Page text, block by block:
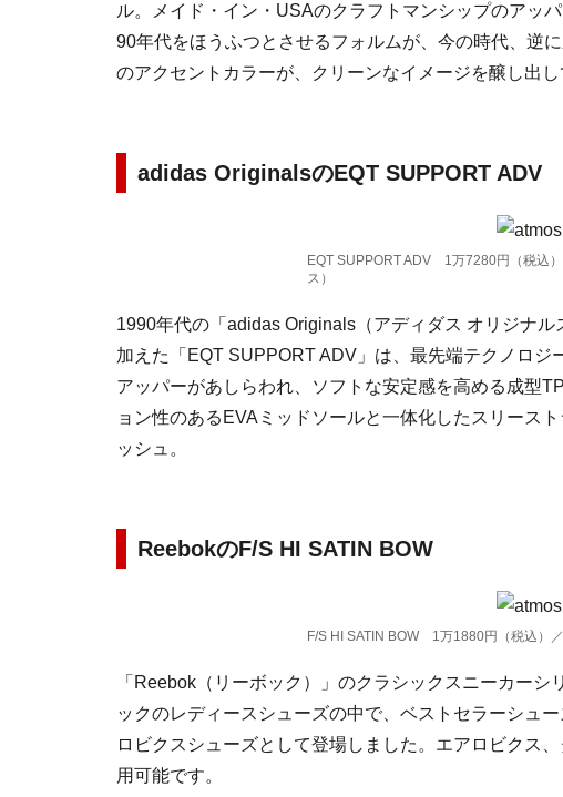
ル。メイド・イン・USAのクラフトマンシップのアッ
90年代をほうふつとさせるフォルムが、今の時代、逆
のアクセントカラーが、クリーンなイメージを醸し出し
adidas OriginalsのEQT SUPPORT ADV
EQT SUPPORT ADV 1万7280円（税込
ス）
1990年代の「adidas Originals（アディダス オリジナル
加えた「EQT SUPPORT ADV」は、最先端テクノロジ
アッパーがあしらわれ、ソフトな安定感を高める成型
ョン性のあるEVAミッドソールと一体化したスリース
ッシュ。
ReebokのF/S HI SATIN BOW
F/S HI SATIN BOW 1万1880円（税込）
「Reebok（リーボック）」のクラシックスニーカー
ックのレディースシューズの中で、ベストセラーシュ
ロビクスシューズとして登場しました。エアロビクス
用可能です。